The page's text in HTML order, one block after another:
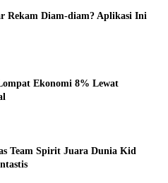
Rekam Diam-diam? Aplikasi Ini
Ekonomi 8% Lewat
Team Spirit Juara Dunia Kid